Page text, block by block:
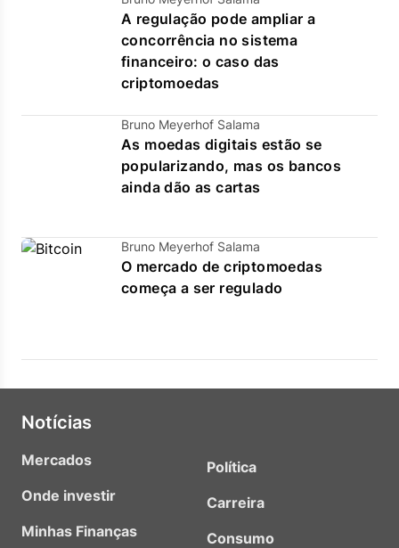
A regulação pode ampliar a
concorrência no sistema
financeiro: o caso das
criptomoedas
Bruno Meyerhof Salama
As moedas digitais estão se
popularizando, mas os bancos
ainda dão as cartas
Bruno Meyerhof Salama
O mercado de criptomoedas
começa a ser regulado
Notícias
Mercados
Onde investir
Minhas Finanças
Política
Carreira
Consumo